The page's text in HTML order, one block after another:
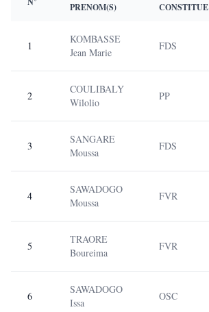
PRENOM(S)
CONSTITUE
1
KOMBASSE
Jean Marie
FDS
2
COULIBALY
Wilolio
PP
3
SANGARE
Moussa
FDS
4
SAWADOGO
Moussa
FVR
5
TRAORE
Boureima
FVR
6
SAWADOGO
Issa
OSC